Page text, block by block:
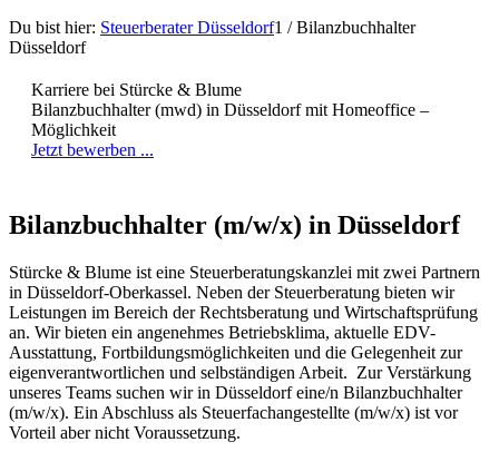
Du bist hier: Steuerberater Düsseldorf1 / Bilanzbuchhalter
Düsseldorf
Karriere bei Stürcke & Blume
Bilanzbuchhalter (mwd) in Düsseldorf mit Homeoffice –
Möglichkeit
Jetzt bewerben ...
Bilanzbuchhalter (m/w/x) in Düsseldorf
Stürcke & Blume ist eine Steuerberatungskanzlei mit zwei Partnern
in Düsseldorf-Oberkassel. Neben der Steuerberatung bieten wir
Leistungen im Bereich der Rechtsberatung und Wirtschaftsprüfung
an. Wir bieten ein angenehmes Betriebsklima, aktuelle EDV-
Ausstattung, Fortbildungsmöglichkeiten und die Gelegenheit zur
eigenverantwortlichen und selbständigen Arbeit. Zur Verstärkung
unseres Teams suchen wir in Düsseldorf eine/n Bilanzbuchhalter
(m/w/x). Ein Abschluss als Steuerfachangestellte (m/w/x) ist vor
Vorteil aber nicht Voraussetzung.